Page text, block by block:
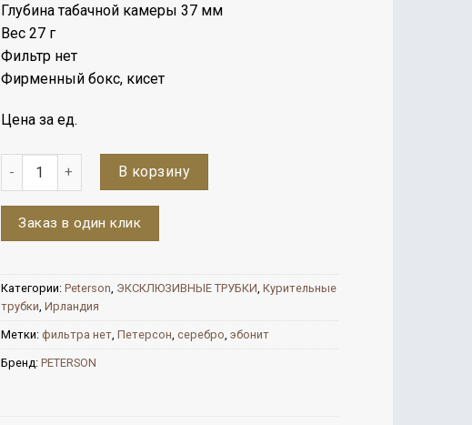
Глубина табачной камеры 37 мм
Вес 27 г
Фильтр нет
Фирменный бокс, кисет
Цена за ед.
Количество В корзину
Заказ в один клик
Категории: Peterson ЭКСКЛЮЗИВНЫЕ ТРУБКИ Курительные
трубки Ирландия
Метки: фильтра нет, Петерсон серебро эбонит
Бренд: PETERSON